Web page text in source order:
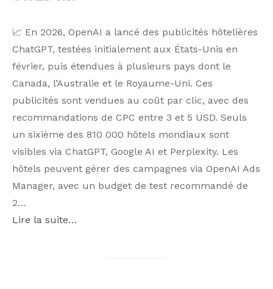
📈 En 2026, OpenAI a lancé des publicités hôtelières
ChatGPT, testées initialement aux États-Unis en
février, puis étendues à plusieurs pays dont le
Canada, l’Australie et le Royaume-Uni. Ces
publicités sont vendues au coût par clic, avec des
recommandations de CPC entre 3 et 5 USD. Seuls
un sixième des 810 000 hôtels mondiaux sont
visibles via ChatGPT, Google AI et Perplexity. Les
hôtels peuvent gérer des campagnes via OpenAI Ads
Manager, avec un budget de test recommandé de
2…
Lire la suite…